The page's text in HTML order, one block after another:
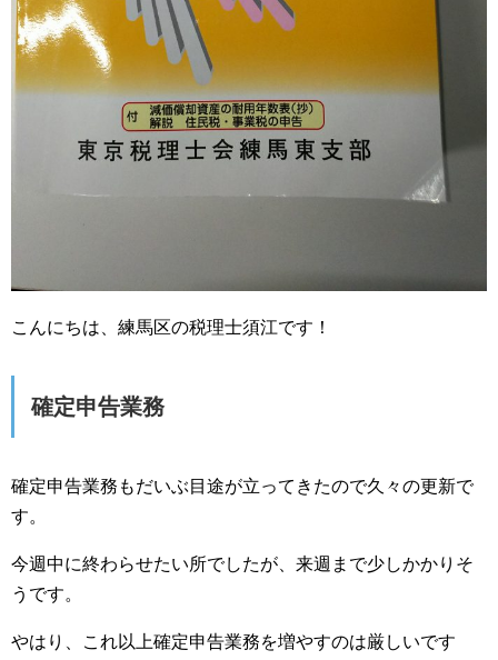
こんにちは、練馬区の税理士須江です！
確定申告業務
確定申告業務もだいぶ目途が立ってきたので久々の更新で
す。
今週中に終わらせたい所でしたが、来週まで少しかかりそ
うです。
やはり、これ以上確定申告業務を増やすのは厳しいです